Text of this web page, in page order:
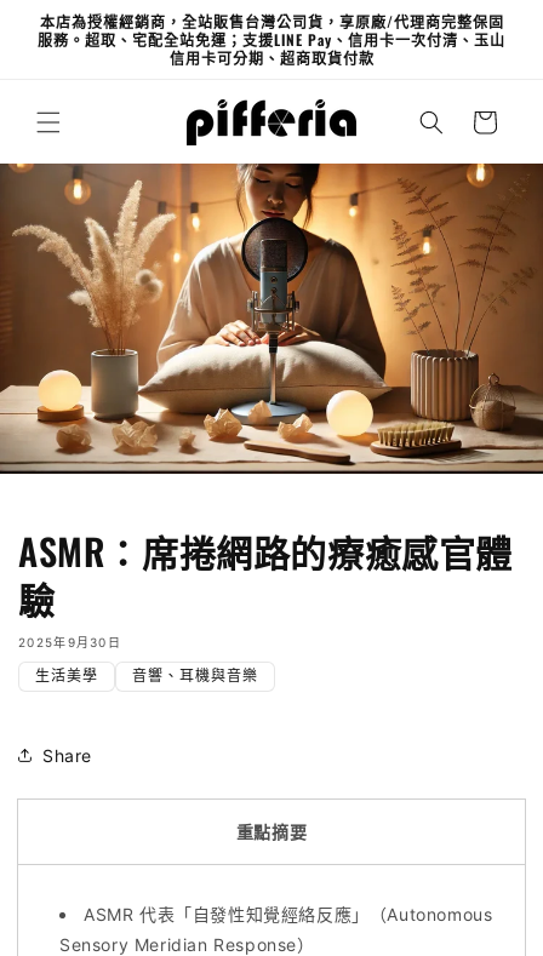
跳至內
容
本店為授權經銷商，全站販售台灣公司貨，享原廠/代理商完整保固
服務。超取、宅配全站免運；支援LINE Pay、信用卡一次付清、玉山
信用卡可分期、超商取貨付款
物
ASMR：席捲網路的療癒感官體
驗
2025年9月30日
生活美學 音響、耳機與音樂
Share
重點摘要
ASMR 代表「自發性知覺經絡反應」（Autonomous
Sensory Meridian Response）